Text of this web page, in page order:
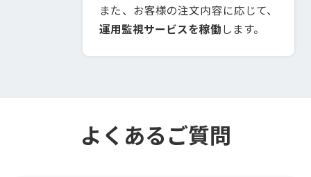
また、お客様の注文内容に応じて、
運用監視サービスを稼働 します。
よくあるご質問